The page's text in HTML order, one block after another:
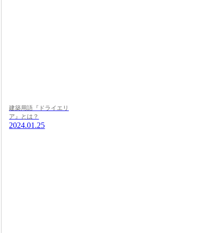
建築用語『ドライエリ
ア』とは？
2024.01.25